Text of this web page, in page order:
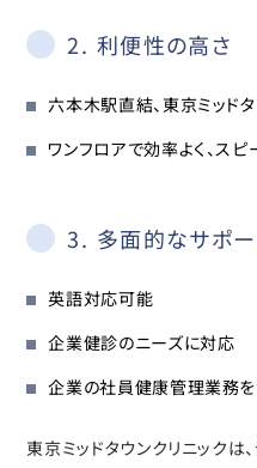
2. 利便性の高さ
六本木駅直結、東京ミッド
ワンフロアで効率よく、ス
3. 多面的なサポー
英語対応可能
企業健診のニーズに対応
企業の社員健康管理業務を
東京ミッドタウンクリニック